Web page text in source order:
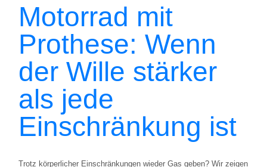
Motorrad mit
Prothese: Wenn
der Wille stärker
als jede
Einschränkung ist
Trotz körperlicher Einschränkungen wieder Gas geben? Wir zeigen